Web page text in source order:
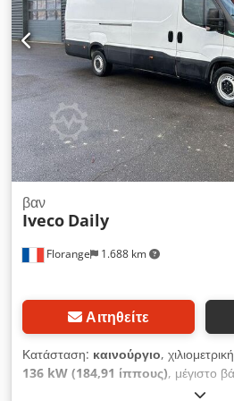
Nex Aldeck • GPS • Cruise control
• Ρεζέρβα • Κάμερα οπισθοπορείας •
εμπρός και πίσω • Πίσω πόρτες 270°
Florange 1.688 km
βαν
Iveco Daily
Αιτηθείτε
Κατάσταση: καινούργιο,
136 kW (184,91 ίππους), μέγιστο
αυτόματο